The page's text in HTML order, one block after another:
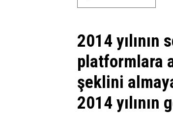
2014 yılının
platformlara
şeklini
2014 yılının